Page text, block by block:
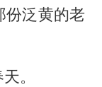
份泛黄的老
。